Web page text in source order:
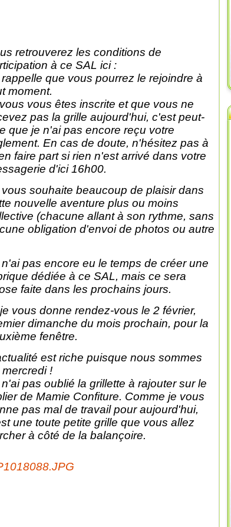
retrouverez les conditions de
à ce SAL ici :
que vous pourrez le rejoindre à
moment.
vous êtes inscrite et que vous ne
pas la grille aujourd'hui, c'est peut-
que je n'ai pas encore reçu votre
En cas de doute, n'hésitez pas à
faire part si rien n'est arrivé dans votre
d'ici 16h00.
souhaite beaucoup de plaisir dans
nouvelle aventure plus ou moins
(chacune allant à son rythme, sans
obligation d'envoi de photos ou autre
pas encore eu le temps de créer une
dédiée à ce SAL, mais ce sera
faite dans les prochains jours.
vous donne rendez-vous le 2 février,
dimanche du mois prochain, pour la
fenêtre.
est riche puisque nous sommes
!
pas oublié la grillette à rajouter sur le
de Mamie Confiture. Comme je vous
pas mal de travail pour aujourd'hui,
une toute petite grille que vous allez
à côté de la balançoire.